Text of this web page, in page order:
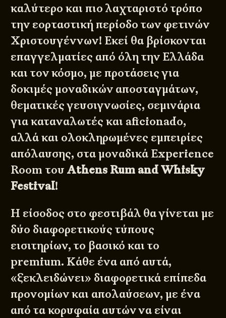
καλύτερο και πιο λαχταριστό τρόπο
την εορταστική περίοδο των φετινών
Χριστουγέννων! Εκεί θα βρίσκονται
επαγγελματίες από όλη την Ελλάδα
και τον κόσμο, με προτάσεις για
δοκιμές μοναδικών αποσταγμάτων,
θεματικές γευσιγνωσίες, σεμινάρια
για καταναλωτές και aficionado,
αλλά και ολοκληρωμένες εμπειρίες
απόλαυσης, στα μοναδικά Experience
Room τουAthens Rum and Whisky
Festival!
Η είσοδος στο φεστιβάλ θα γίνεται με
δύο διαφορετικούς τύπους
εισιτηρίων, το βασικό και το
premium. Κάθε ένα από αυτά,
«ξεκλειδώνει» διαφορετικά επίπεδα
προνομίων και απολαύσεων, με ένα
από τα κορυφαία αυτών να είναι